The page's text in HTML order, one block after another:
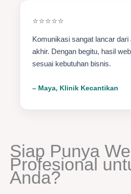
⭐⭐⭐⭐⭐
Komunikasi sangat lancar dari
akhir. Dengan begitu, hasil
sesuai kebutuhan bisnis.
– Maya, Klinik Kecantikan
Siap Punya
Profesional
Anda?